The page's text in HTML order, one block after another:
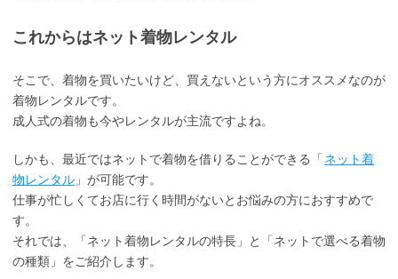
これからはネット着物レンタル
そこで、着物を買いたいけど、買えないという方にオススメなのが
着物レンタルです。
成人式の着物も今やレンタルが主流ですよね。
しかも、最近ではネットで着物を借りることができる「 ネット着
物レンタル 」が可能です。
仕事が忙しくてお店に行く時間がないとお悩みの方におすすめで
す。
それでは、「ネット着物レンタルの特長」と「ネットで選べる着物
の種類」をご紹介します。